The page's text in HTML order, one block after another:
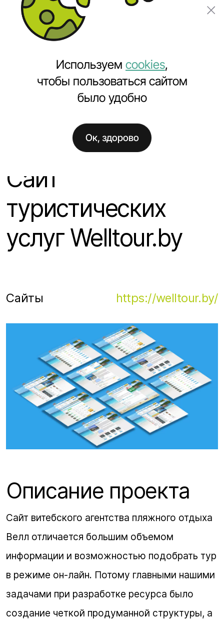
Создание сайта туристических услуг Welltour.by
Сайт
туристических
услуг Welltour.by
Сайты https://welltour.by/
Описание проекта
Сайт витебского агентства пляжного отдыха
Велл отличается большим объемом
информации и возможностью подобрать тур
в режиме он-лайн. Потому главными нашими
задачами при разработке ресурса было
создание четкой продуманной структуры, а
Используем cookies,
чтобы пользоваться сайтом
было удобно
Ок, здорово